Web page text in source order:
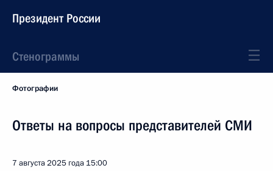
Президент России
Стенограммы
Фотографии
Ответы на вопросы представителей СМИ
7 августа 2025 года 15:00